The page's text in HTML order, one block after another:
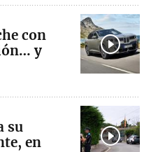
con
y
su
en